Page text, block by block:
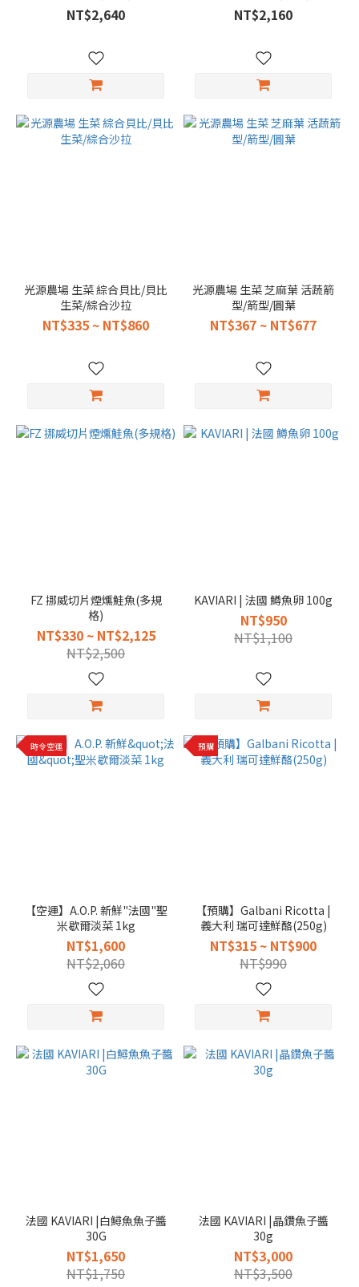
NT$2,640 NT$2,160
光源農場 生菜 綜合貝比/貝比
生菜/綜合沙拉
NT$335 ~ NT$860
光源農場 生菜 芝麻葉 活蔬箭
型/箭型/圓葉
NT$367 ~ NT$677
FZ 挪威切片煙燻鮭魚(多規
格)
NT$330 ~ NT$2,125
NT$2,500
KAVIARI | 法國 鱒魚卵 100g
NT$950
NT$1,100
時令空運
【空運】A.O.P. 新鮮"法國"聖
米歇爾淡菜 1kg
NT$1,600
NT$2,060
預購
【預購】Galbani Ricotta |
義大利 瑞可達鮮酪(250g)
NT$315 ~ NT$900
NT$990
法國 KAVIARI |白鱘魚魚子醬
30G
NT$1,650
NT$1,750
法國 KAVIARI |晶鑽魚子醬
30g
NT$3,000
NT$3,500